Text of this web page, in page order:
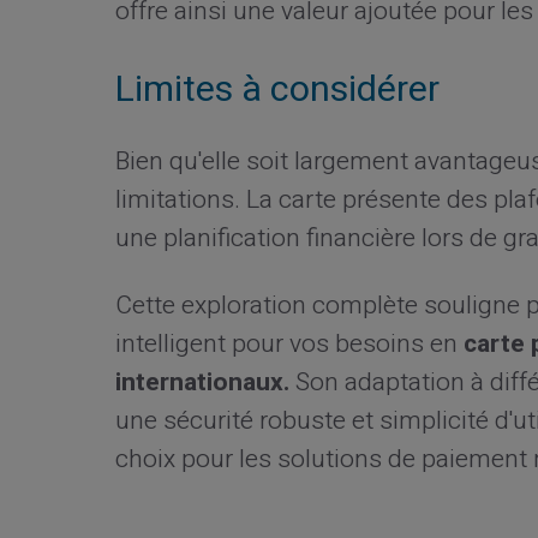
offre ainsi une valeur ajoutée pour
Limites à considérer
Bien qu'elle soit largement
limitations. La carte présente des
une planification financière lors de
Cette exploration complète souligne
intelligent pour vos besoins en carte
internationaux. Son adaptation à
une sécurité robuste et simplicité
choix pour les solutions de paiement